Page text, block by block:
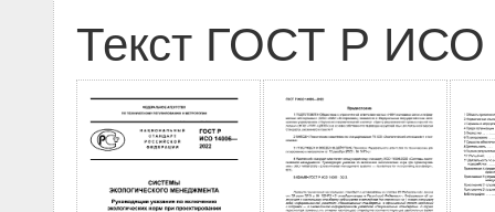
Текст ГОСТ Р ИСО